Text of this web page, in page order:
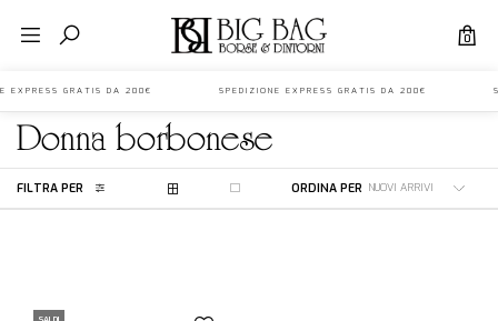
0
EXPRESS GRATIS DA 200€ SPEDIZIONE EXPRESS GRATIS DA 200€
donnaborbonese
FILTRA PER ORDINA PER
SALDI